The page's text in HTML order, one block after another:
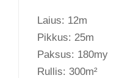
Laius: 12m
Pikkus: 25m
Paksus: 180my
Rullis: 300m²